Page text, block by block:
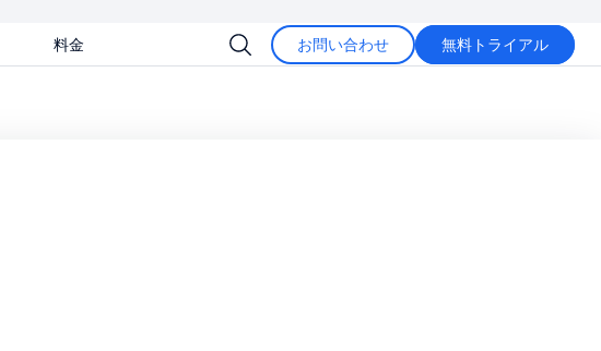
料金 お問い合わせ 無料トライアル